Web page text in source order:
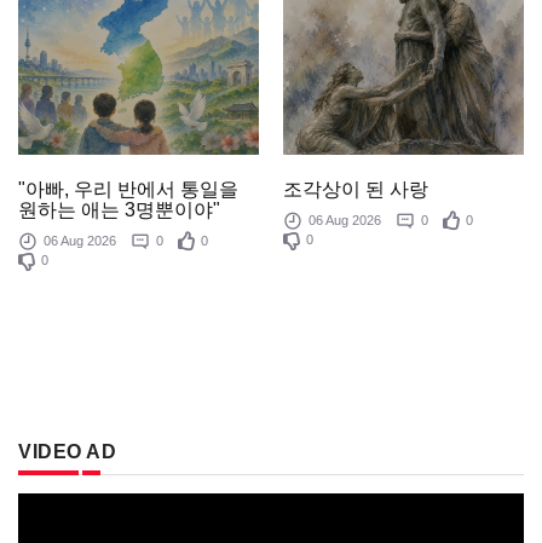
"아빠, 우리 반에서 통일을
원하는 애는 3명뿐이야"
06 Aug 2026 0
0
0
조각상이 된 사랑
06 Aug 2026 0
0
0
VIDEO AD